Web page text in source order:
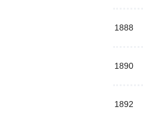
1888
1890
1892